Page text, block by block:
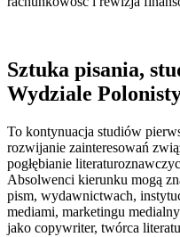
Sztuka pisania,
Wydziale
To kontynuacja studiów
rozwijanie zainteresowań
pogłębianie
Absolwenci kierunku mogą
pism, wydawnictwach,
mediami, marketingu
jako copywriter, twórca